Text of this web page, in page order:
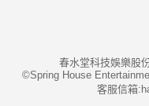
春水堂科技娛樂股
©Spring House
客服信箱